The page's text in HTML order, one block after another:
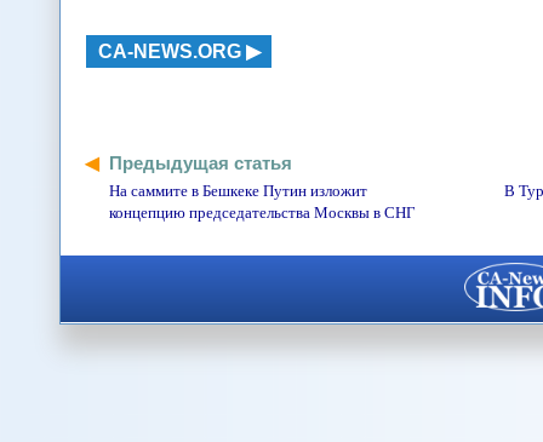
CA-NEWS.ORG
Предыдущая статья
На саммите в Бешкеке Путин изложит
концепцию председательства Москвы в СНГ
В